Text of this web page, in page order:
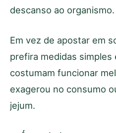
descanso ao organismo.
Em vez de apostar em
prefira medidas simples
costumam funcionar
exagerou no consumo
jejum.